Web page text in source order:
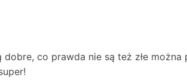
co prawda nie są też złe